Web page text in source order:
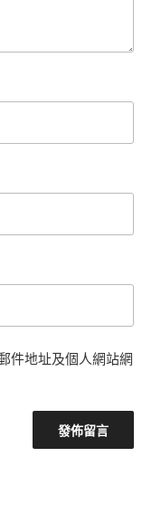
件地址及個人網站網